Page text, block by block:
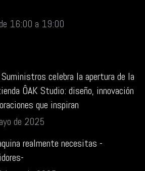
16:00 a 19:00
celebra la apertura de la
ÔAK Studio: diseño, innovación
que inspiran
de 2025
realmente necesitas -